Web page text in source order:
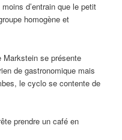
d’entrain que le petit
homogène et
Markstein se présente
de gastronomique mais
le cyclo se contente de
prendre un café en